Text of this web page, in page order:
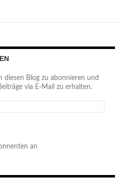
diesen Blog zu abonnieren und
via E-Mail zu erhalten.
an